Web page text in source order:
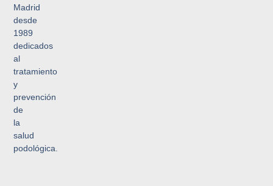
Madrid
desde
1989
dedicados
al
tratamiento
y
prevención
de
la
salud
podológica.